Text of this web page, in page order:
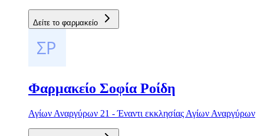
Δείτε το φαρμακείο
Φαρμακείο Σοφία Ροίδη
Αγίων Αναργύρων 21 - Έναντι εκκλησίας Αγίων Αναργύρων